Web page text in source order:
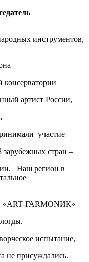
инструментов,
консерватории
артист России,
участие
зарубежных стран –
Наш регион в
«ART-ГАRMONИК»
испытание,
не присуждались.